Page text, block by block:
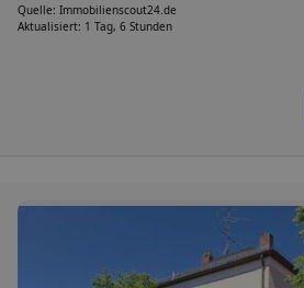
Quelle: Immobilienscout24.de
Aktualisiert: 1 Tag, 6 Stunden